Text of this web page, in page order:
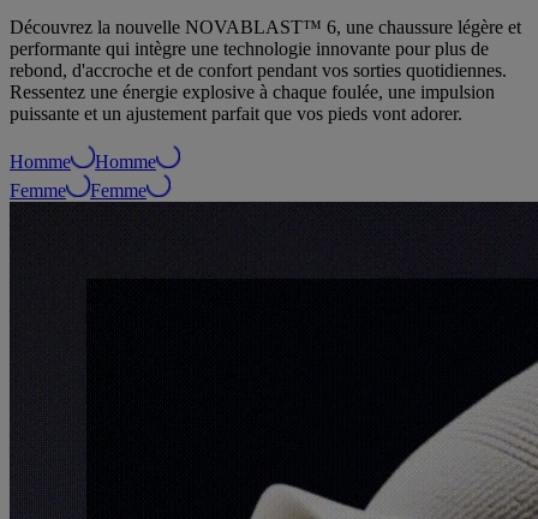
Découvrez la nouvelle NOVABLAST™ 6, une chaussure légère et
performante qui intègre une technologie innovante pour plus de
rebond, d'accroche et de confort pendant vos sorties quotidiennes.
Ressentez une énergie explosive à chaque foulée, une impulsion
puissante et un ajustement parfait que vos pieds vont adorer.
Homme
Homme
Femme
Femme